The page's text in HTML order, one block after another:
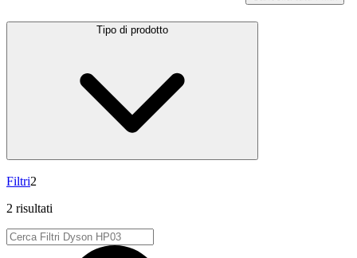
Tipo di prodotto
Filtri2
2 risultati